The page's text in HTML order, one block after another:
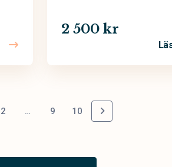
om Begravningskrans – Färg
2 500 kr
2 … 9 10